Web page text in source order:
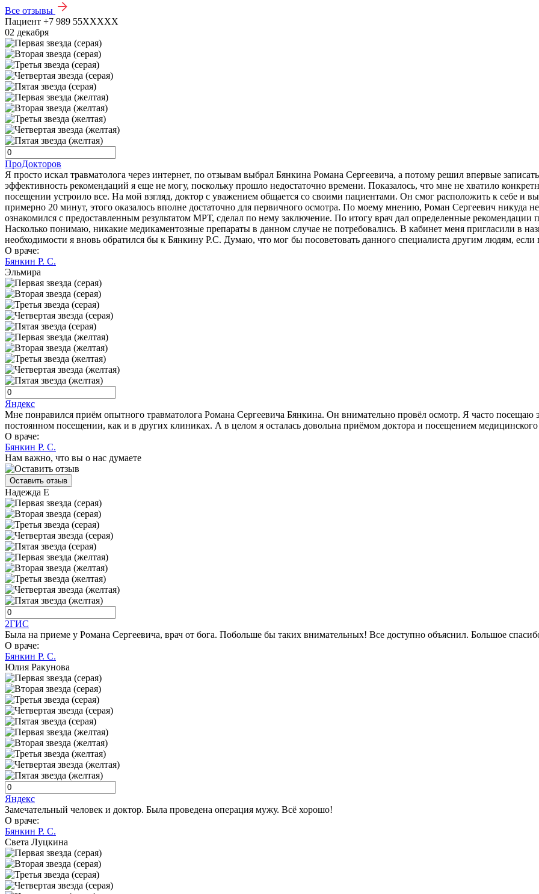
Все отзывы
Пациент +7 989 55XXXXX
02 декабря
ПроДокторов
Я просто искал травматолога через интернет, по отзывам выбрал Бянкина Романа Сергеевича, а потому решил впервые
эффективность рекомендаций я еще не могу, поскольку прошло недостаточно времени. Показалось, что мне не хватило
посещении устроило все. На мой взгляд, доктор с уважением общается со своими пациентами. Он смог расположить к себе и
примерно 20 минут, этого оказалось вполне достаточно для первичного осмотра. По моему мнению, Роман Сергеевич никуда
ознакомился с предоставленным результатом МРТ, сделал по нему заключение. По итогу врач дал определенные
Насколько понимаю, никакие медикаментозные препараты в данном случае не потребовались. В кабинет меня пригласили в
необходимости я вновь обратился бы к Бянкину Р.С. Думаю, что мог бы посоветовать данного специалиста другим людям, если
О враче:
Бянкин Р. С.
Эльмира
Яндекс
Мне понравился приём опытного травматолога Романа Сергеевича Бянкина. Он внимательно провёл осмотр. Я часто посещаю
постоянном посещении, как и в других клиниках. А в целом я осталась довольна приёмом доктора и посещением медицинского
О враче:
Бянкин Р. С.
Нам важно, что вы о нас думаете
Оставить отзыв
Надежда Е
2ГИС
Была на приеме у Романа Сергеевича, врач от бога. Побольше бы таких внимательных! Все доступно объяснил. Большое
О враче:
Бянкин Р. С.
Юлия Ракунова
Яндекс
Замечательный человек и доктор. Была проведена операция мужу. Всё хорошо!
О враче:
Бянкин Р. С.
Света Луцкина